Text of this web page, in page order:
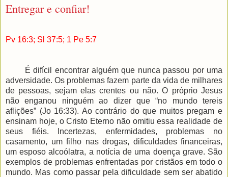
Entregar e confiar!
Pv 16:3; Sl 37:5; 1 Pe 5:7
É difícil encontrar alguém que nunca passou por uma
adversidade. Os problemas fazem parte da vida de milhares
de pessoas, sejam elas crentes ou não. O próprio Jesus
não enganou ninguém ao dizer que “no mundo tereis
aflições” (Jo 16:33). Ao contrário do que muitos pregam e
ensinam hoje, o Cristo Eterno não omitiu essa realidade de
seus fiéis. Incertezas, enfermidades, problemas no
casamento, um filho nas drogas, dificuldades financeiras,
um esposo alcoólatra, a notícia de uma doença grave. São
exemplos de problemas enfrentadas por cristãos em todo o
mundo. Mas como passar pela dificuldade sem ser abatido